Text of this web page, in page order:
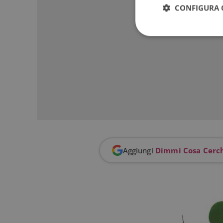
Aggiungi Dimmi Cosa
CONFIGURA
CookieScriptConsent